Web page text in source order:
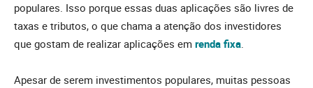
populares. Isso porque essas duas aplicações são livres de
taxas e tributos, o que chama a atenção dos investidores
que gostam de realizar aplicações em renda fixa.
Apesar de serem investimentos populares, muitas pessoas